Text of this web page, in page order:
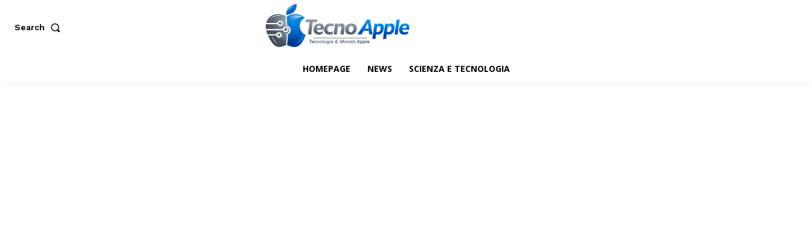
Search
HOMEPAGE NEWS SCIENZA E TECNOLOGIA